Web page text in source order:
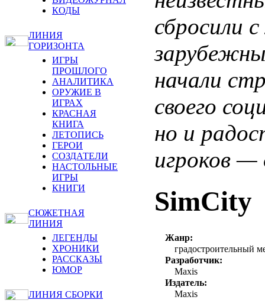
КОДЫ
ЛИНИЯ
ГОРИЗОНТА
ИГРЫ
ПРОШЛОГО
АНАЛИТИКА
ОРУЖИЕ В
ИГРАХ
КРАСНАЯ
КНИГА
ЛЕТОПИСЬ
ГЕРОИ
СОЗДАТЕЛИ
НАСТОЛЬНЫЕ
ИГРЫ
КНИГИ
СЮЖЕТНАЯ
ЛИНИЯ
ЛЕГЕНДЫ
ХРОНИКИ
РАССКАЗЫ
ЮМОР
ЛИНИЯ СБОРКИ
сбросили
начали
своего
но и
игроков —
SimCity
Жанр:
градостроительный
Разработчик:
Maxis
Издатель:
Maxis